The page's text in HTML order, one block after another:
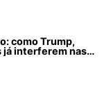
como Trump,
já interferem nas